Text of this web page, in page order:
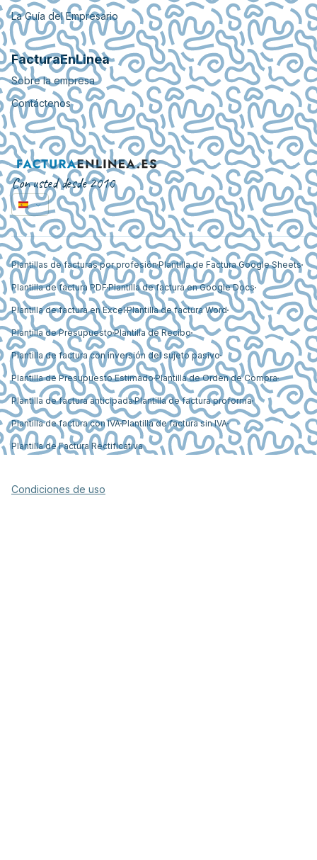
La Guía del Empresario
FacturaEnLinea
Sobre la empresa
Contáctenos
Con usted desde 2010
Plantillas de facturas por profesiónPlantilla de Factura Google Sheets
Plantilla de factura PDFPlantilla de factura en Google Docs
Plantilla de factura en ExcelPlantilla de factura Word
Plantilla de PresupuestoPlantilla de Recibo
Plantilla de factura con inversión del sujeto pasivo
Plantilla de Presupuesto Estimado Plantilla de Orden de Compra
Plantilla de factura anticipadaPlantilla de factura proforma
Plantilla de factura con IVAPlantilla de factura sin IVA
Plantilla de Factura Rectificativa
Condiciones de uso